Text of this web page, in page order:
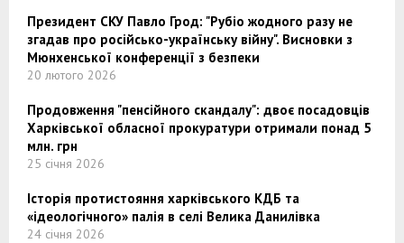
Президент СКУ Павло Грод: "Рубіо жодного разу не
згадав про російсько-українську війну". Висновки з
Мюнхенської конференції з безпеки
20 лютого 2026
Продовження "пенсійного скандалу": двоє посадовців
Харківської обласної прокуратури отримали понад 5
млн. грн
25 січня 2026
Історія протистояння харківського КДБ та
«ідеологічного» палія в селі Велика Данилівка
24 січня 2026